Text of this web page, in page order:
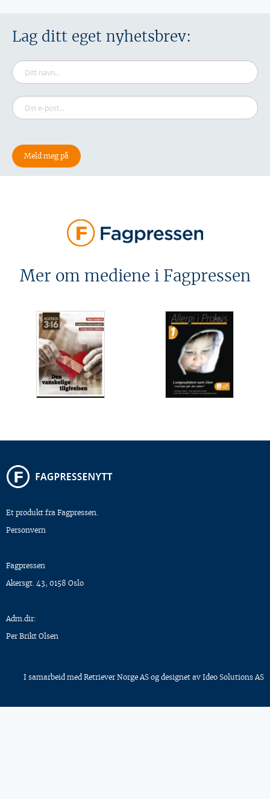
Lag ditt eget nyhetsbrev:
Mer om mediene i Fagpressen
Et produkt fra Fagpressen.
Personvern
Fagpressen
Akersgt. 43, 0158 Oslo
Adm.dir:
Per Brikt Olsen
I samarbeid med Retriever Norge AS og designet av Ideo Solutions AS